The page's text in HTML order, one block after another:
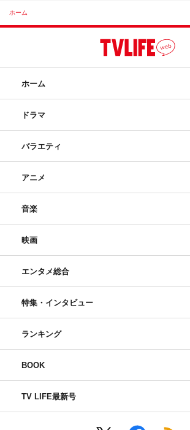
ホーム
ホーム
ドラマ
バラエティ
アニメ
音楽
映画
エンタメ総合
特集・インタビュー
ランキング
BOOK
TV LIFE最新号